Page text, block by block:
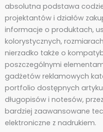
absolutna podstawa
projektantów i działów
informacje o produktach,
kolorystycznych,
nierzadko także o
poszczególnymi
gadżetów reklamowych
portfolio dostępnych
długopisów i notesów,
bardziej zaawansowane
elektroniczne z nadrukiem.